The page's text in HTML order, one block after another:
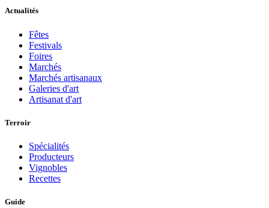
Actualités
Fêtes
Festivals
Foires
Marchés
Marchés artisanaux
Galeries d'art
Artisanat d'art
Terroir
Spécialités
Producteurs
Vignobles
Recettes
Guide